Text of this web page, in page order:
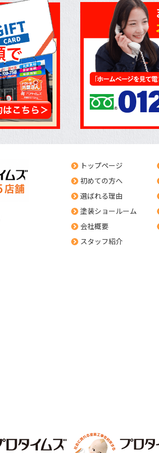
トップページ
初めての方へ
選ばれる理由
塗装ショールーム
会社概要
スタッフ紹介